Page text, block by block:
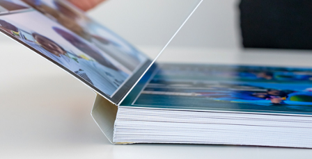
Выберите из списка: